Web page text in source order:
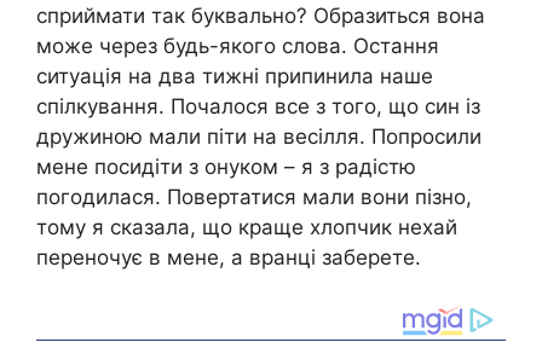
сприймати так буквально? Образиться вона
може через будь-якого слова. Остання
ситуація на два тижні припинила наше
спілкування. Почалося все з того, що син із
дружиною мали піти на весілля. Попросили
мене посидіти з онуком – я з радістю
погодилася. Повертатися мали вони пізно,
тому я сказала, що краще хлопчик нехай
переночує в мене, а вранці заберете.